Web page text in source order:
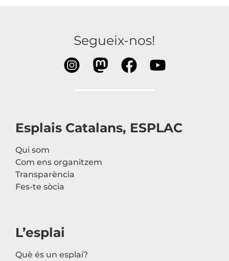
Segueix-nos!
Esplais Catalans, ESPLAC
Qui som
Com ens organitzem
Transparència
Fes-te sòcia
L’esplai
Què és un esplai?